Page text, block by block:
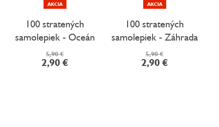
AKCIA
100 stratených
samolepiek - Oceán
5,90 €
2,90 €
AKCIA
100 stratených
samolepiek - Záhrada
5,90 €
2,90 €